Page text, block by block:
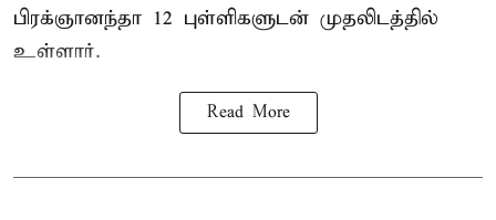
பிரக்ஞானந்தா 12 புள்ளிகளுடன் முதலிடத்தில்
உள்ளார்.
Read More